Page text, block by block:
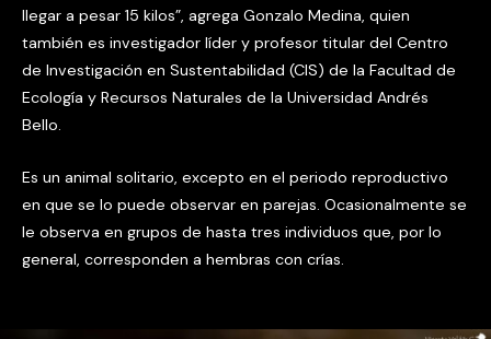
llegar a pesar 15 kilos”, agrega Gonzalo Medina, quien
también es investigador líder y profesor titular del Centro
de Investigación en Sustentabilidad (CIS) de la Facultad de
Ecología y Recursos Naturales de la Universidad Andrés
Bello.
Es un animal solitario, excepto en el periodo reproductivo
en que se lo puede observar en parejas. Ocasionalmente se
le observa en grupos de hasta tres individuos que, por lo
general, corresponden a hembras con crías.